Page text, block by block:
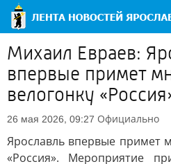
Михаил Евраев:
впервые примет
велогонку
26 мая 2026, 09:27 Официально
Ярославль впервые примет
«Россия». Мероприятие